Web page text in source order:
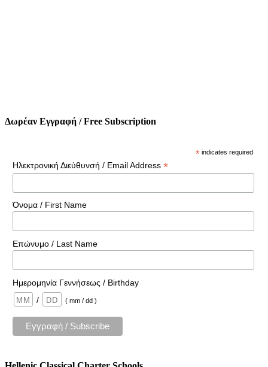
Δωρέαν Εγγραφή / Free Subscription
* indicates required
Ηλεκτρονική Διεύθυνσή / Email Address *
Όνομα / First Name
Επώνυμο / Last Name
Ημερομηνία Γεννήσεως / Birthday
/
( mm / dd )